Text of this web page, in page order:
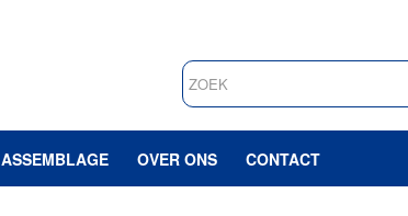
ASSEMBLAGE OVER ONS CONTACT